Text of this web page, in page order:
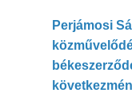
Perjámosi